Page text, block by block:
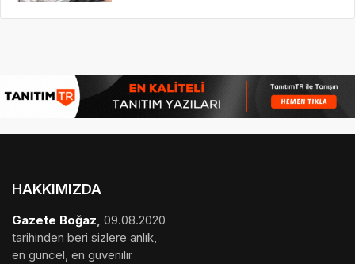
HAKKIMIZDA
Gazete Boğaz, 09.08.2020
tarihinden beri sizlere anlık,
en güncel, en güvenilir